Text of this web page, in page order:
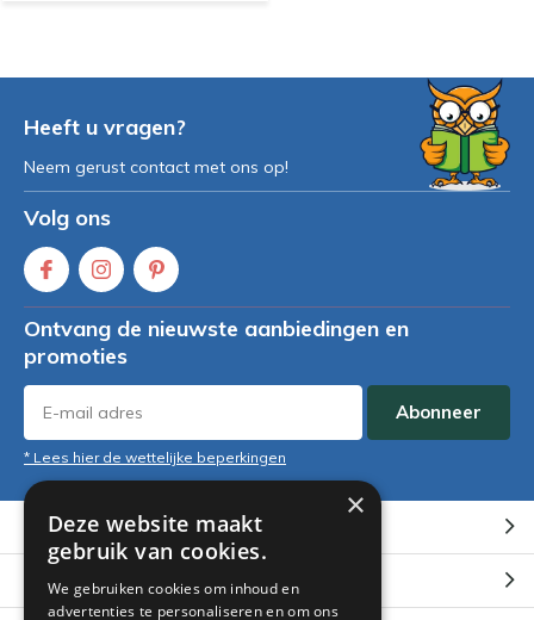
Heeft u vragen?
Neem gerust contact met ons op!
Volg ons
Ontvang de nieuwste aanbiedingen en
promoties
Abonneer
* Lees hier de wettelijke beperkingen
Klantenservice
Mijn account
×
Deze website maakt
gebruik van cookies.
We gebruiken cookies om inhoud en
advertenties te personaliseren en om ons